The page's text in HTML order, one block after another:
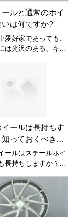
あなたの走りをグ
プしましょう！
#JWHEELs
ルと通常のホイ
いは何ですか?
愛好家であっても、
は光沢のある、キラ
ている人であって
ホイールと合金ホイ
追加するだけでな
ーマンスと耐久性に
をもたらしますが、
ール製ホイールとど
、合金ホイールと通
ルの違いを詳しく説
イリッシュな外観、
フォーマンスの利点
イールは長持ちす
知っておくべきこ
ールはスチールホイ
長持ちしますか？こ
ナンスまで、ホイー
影響を与える要因に
く学びましょう。